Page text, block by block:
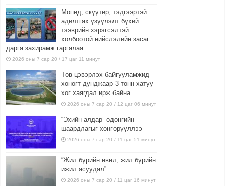
Мопед, скүүтер, тэдгээртэй
адилтгах үзүүлэлт бүхий
тээврийн хэрэгсэлтэй
холбоотой нийслэлийн засаг
дарга захирамж гаргалаа
2026 оны 7 сар 20 / 17 цаг 11 минут
Төв цэвэрлэх байгууламжид
хоногт дунджаар 3 тонн хатуу
хог хаягдал ирж байна
2026 оны 7 сар 20 / 12 цаг 06 минут
“Эхийн алдар” одонгийн
шаардлагыг хөнгөрүүллээ
2026 оны 7 сар 20 / 11 цаг 51 минут
“Жил бүрийн өвөл, жил бүрийн
ижил асуудал”
2026 оны 7 сар 20 / 11 цаг 16 минут